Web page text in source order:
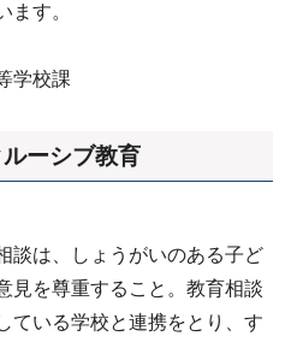
ます。
学校課
ルーシブ教育
談は、しょうがいのある子ど
見を尊重すること。教育相談
ている学校と連携をとり、す